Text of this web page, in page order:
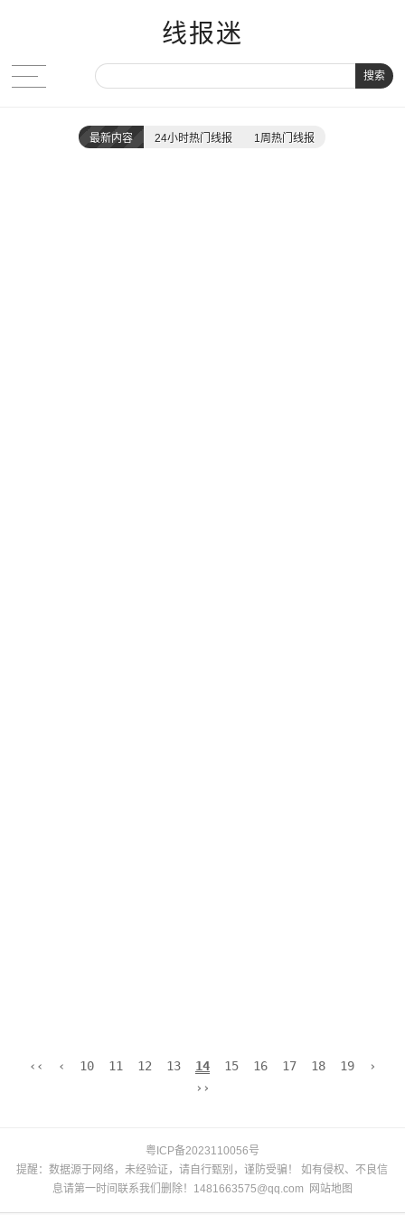
线报迷
搜索
最新内容 24小时热门线报 1周热门线报
‹‹ ‹ 10 11 12 13 14 15 16 17 18 19
›
››
粤ICP备2023110056号
提醒：数据源于网络，未经验证，请自行甄别，谨防受骗！ 如有侵权、不良信
息请第一时间联系我们删除！1481663575@qq.com
网站地图